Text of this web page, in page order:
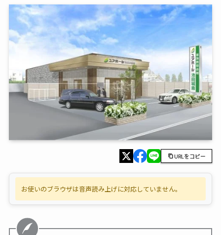
URLをコピー
お使いのブラウザは音声読み上げに対応していません。